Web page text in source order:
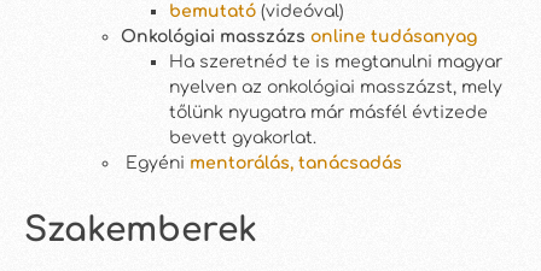
bemutató (videóval)
Onkológiai masszázs online tudásanyag
Ha szeretnéd te is megtanulni magyar
nyelven az onkológiai masszázst, mely
tőlünk nyugatra már másfél évtizede
bevett gyakorlat.
Egyéni mentorálás, tanácsadás
Szakemberek